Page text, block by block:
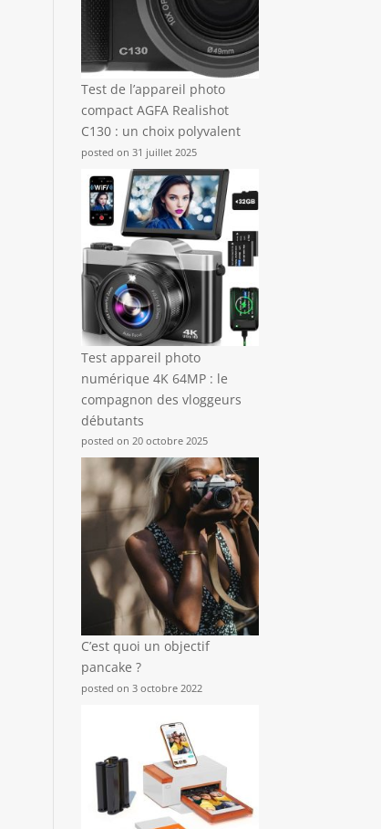
Test de l’appareil photo
compact AGFA Realishot
C130 : un choix polyvalent
posted on 31 juillet 2025
Test appareil photo
numérique 4K 64MP : le
compagnon des vloggeurs
débutants
posted on 20 octobre 2025
C’est quoi un objectif
pancake ?
posted on 3 octobre 2022